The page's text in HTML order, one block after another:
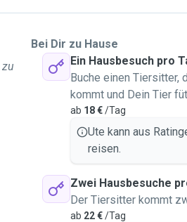
liebsten in ihrer
wie schwierig es ist,
hier gerne meine
. Ich werde nicht
sondern die Katze/n bei
ihr spielen.Den
werde ich bei der Katze
Beruflich bin ich
was mir sehr viel
Natur und
und deren Katzen.
Hösel ziehen.
Bei Dir zu Hause
Ein Hausbesuch pro
Buche einen Tiersitter,
kommt und Dein Tier
ab 18 €/Tag
Ute kann aus
reisen.
Zwei Hausbesuche
Der Tiersitter kommt
ab 22 €/Tag